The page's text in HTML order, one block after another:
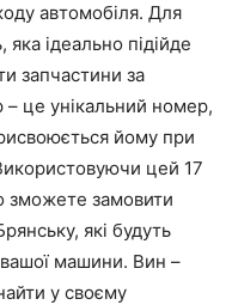
автомобіля. Для
ідеально підійде
запчастини за
це унікальний номер,
йому при
цей 17
зможете замовити
які будуть
машини. Вин –
у своєму